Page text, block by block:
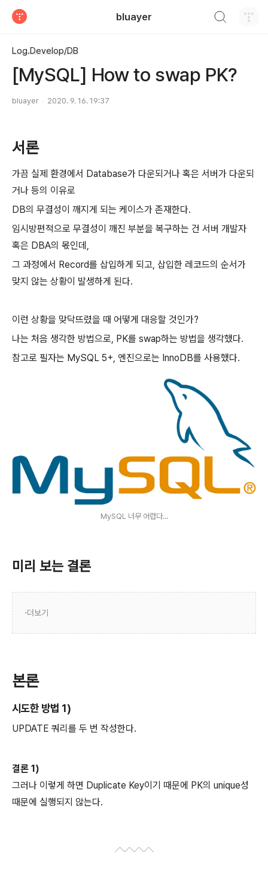
bluayer
Log.Develop/DB
[MySQL] How to swap PK?
bluayer 2020. 9. 16. 19:37
서론
가끔 실제 환경에서 Database가 다운되거나 혹은 서버가 다운되
거나 등의 이유로
DB의 무결성이 깨지게 되는 케이스가 존재한다.
임시방편적으로 무결성이 깨진 부분을 복구하는 건 서버 개발자
혹은 DBA의 몫인데,
그 과정에서 Record를 삽입하게 되고, 삽입한 레코드의 순서가
맞지 않는 상황이 발생하게 된다.
이런 상황을 맞닥뜨렸을 때 어떻게 대응할 것인가?
나는 처음 생각한 방법으로, PK를 swap하는 방법을 생각했다.
참고로 필자는 MySQL 5+, 엔진으로는 InnoDB를 사용했다.
MySQL 너무 어렵다...
미리 보는 결론
더보기
본론
시도한 방법 1)
UPDATE 쿼리를 두 번 작성한다.
결론 1)
그러나 이렇게 하면 Duplicate Key이기 때문에 PK의 unique성
때문에 실행되지 않는다.